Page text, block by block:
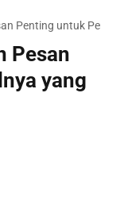
Penting untuk
Pesan
yang